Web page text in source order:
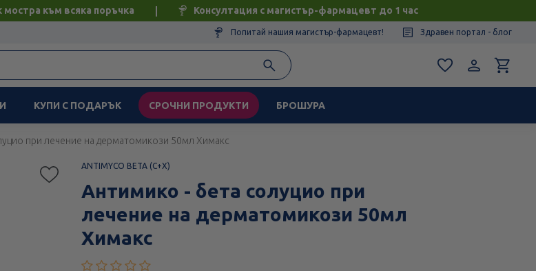
към всяка поръчка Консултация с магистър-фармацевт до 1 час
Попитай нашия магистър-фармацевт! Здравен портал - блог
КУПИ С ПОДАРЪК СРОЧНИ ПРОДУКТИ БРОШУРА
при лечение на дерматомикози 50мл Химакс
ANTIMYCO BETA (C+X)
Антимико - бета солуцио при
лечение на дерматомикози 50мл
Химакс